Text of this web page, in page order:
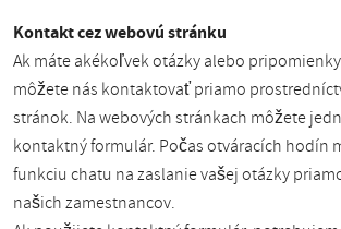
Kontakt cez webovú stránku
Ak máte akékoľvek otázky alebo
môžete nás kontaktovať priamo
stránok. Na webových stránkach môžete
kontaktný formulár. Počas otváracích hodín
funkciu chatu na zaslanie vašej otázky
našich zamestnancov.